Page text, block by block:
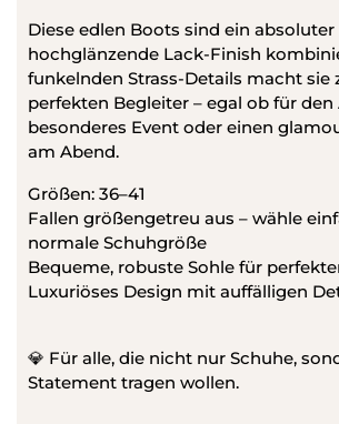
Diese edlen Boots sind ein
hochglänzende Lack-Finish
funkelnden Strass-Details macht sie
perfekten Begleiter – egal ob für den
besonderes Event oder einen
am Abend.
Größen: 36–41
Fallen größengetreu aus – wähle
normale Schuhgröße
Bequeme, robuste Sohle für
Luxuriöses Design mit auffälligen
💎 Für alle, die nicht nur Schuhe,
Statement tragen wollen.